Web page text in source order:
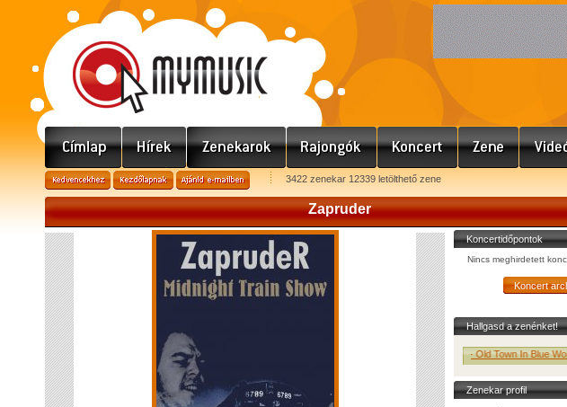
3422 zenekar 12339 letölthető zene
Zapruder
Koncertidőpontok
Nincs meghirdetett
Hallgasd a zenénket!
Zapruder - Old Town In Blue World
Zenekar profil